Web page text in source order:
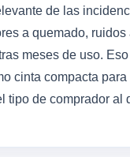
de las
a quemado, ruidos
meses de uso.
cinta compacta
tipo de comprador al